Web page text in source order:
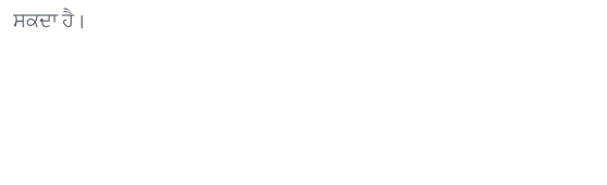
ਸਕਦਾ ਹੈ।